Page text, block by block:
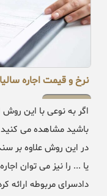
نرخ و قیمت اجاره
اگر به نوعی با این روش
باشید مشاهده می
در این روش علاوه بر
یا ... را نیز می توان
دادسرای مربوطه ارائه